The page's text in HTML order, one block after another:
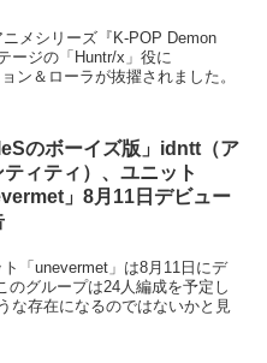
メシリーズ『K-POP Demon
ージの「Huntr/x」役に
ン＆ローラが抜擢されました。
のボーイズ版」idntt（ア
ティティ）、ユニット
」8月11日デビュー
「unevermet」は8月11日にデ
のグループは24人編成を予定し
な存在になるのではないかと見